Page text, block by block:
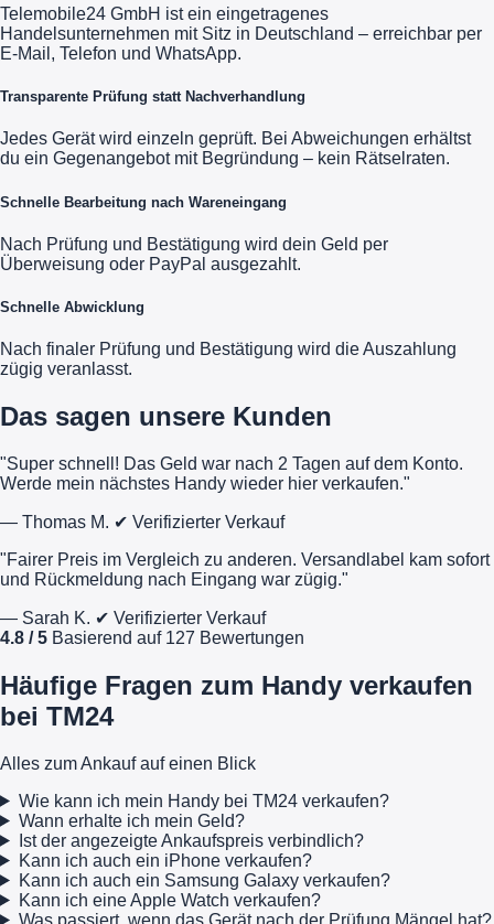
Telemobile24 GmbH ist ein eingetragenes
Handelsunternehmen mit Sitz in Deutschland – erreichbar per
E-Mail, Telefon und WhatsApp.
Transparente Prüfung statt Nachverhandlung
Jedes Gerät wird einzeln geprüft. Bei Abweichungen erhältst
du ein Gegenangebot mit Begründung – kein Rätselraten.
Schnelle Bearbeitung nach Wareneingang
Nach Prüfung und Bestätigung wird dein Geld per
Überweisung oder PayPal ausgezahlt.
Schnelle Abwicklung
Nach finaler Prüfung und Bestätigung wird die Auszahlung
zügig veranlasst.
Das sagen unsere Kunden
"Super schnell! Das Geld war nach 2 Tagen auf dem Konto.
Werde mein nächstes Handy wieder hier verkaufen."
— Thomas M. ✔ Verifizierter Verkauf
"Fairer Preis im Vergleich zu anderen. Versandlabel kam sofort
und Rückmeldung nach Eingang war zügig."
— Sarah K. ✔ Verifizierter Verkauf
4.8 / 5 Basierend auf 127 Bewertungen
Häufige Fragen zum Handy verkaufen
bei TM24
Alles zum Ankauf auf einen Blick
Wie kann ich mein Handy bei TM24 verkaufen?
Wann erhalte ich mein Geld?
Ist der angezeigte Ankaufspreis verbindlich?
Kann ich auch ein iPhone verkaufen?
Kann ich auch ein Samsung Galaxy verkaufen?
Kann ich eine Apple Watch verkaufen?
Was passiert, wenn das Gerät nach der Prüfung Mängel hat?